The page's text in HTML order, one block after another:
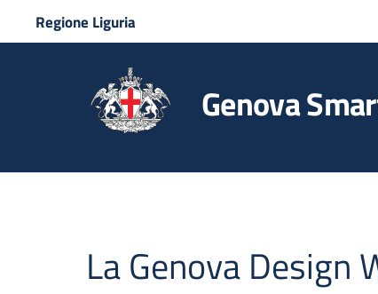
Regione Liguria
Genova
La Genova Design